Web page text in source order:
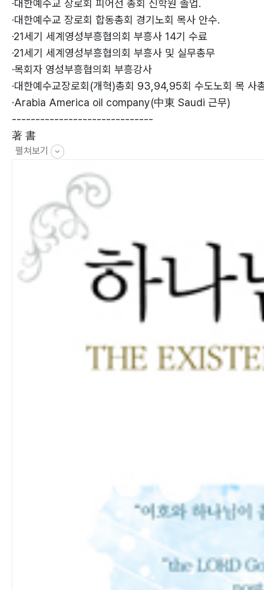
A) 존 칼빈[John Calvin]이 말하는 계시의 의미는?
B) 폴 틸리히[Paul Tillich]의 계시의 의미는?
C) 리차드 니버[H. Richard Niebuhr]가 말하는 계시
의 의미는?
D) 계시(啓示)의 의미 다섯 가지 논지
제2항. 계시(啓示)의 종류는 어떻게 분류되는가?
A) 자연계시와 초자연계시는 무엇인가?
B) 일반계시와 특별계시의 구별
C) 일반계시의 불충족성과 그 가치의 의의는?
2) 일반계시의 가치와 의의는 무엇을 뜻하는가?
a) 일반계시와의 관계성
b) 기독교와의 관계성
3) 특별계시의 그 의의는 무엇인가?
4) 특별계시의 방법은 무엇인가?
a) 하나님의 나타나심(顯現)
b) 하나님의 직접전달
5) 특별계시의 내용
제4장. 삼위일체(三位一體)
제3항. 삼위일체 교리의 성경적 근거는?
·대한예수교 장로회 피어선 총회 신학원 졸업.
·대한예수교 장로회 합동총회 경기노회 목사 안수.
·21세기 세계영성부흥협의회 부흥사 14기 수료
·21세기 세계영성부흥협의회 부흥사 및 실무총무
·목회자 영성부흥협의회 부흥강사
·대한예수교장로회(개혁)총회 93,94,95회 수도노회 목 사
·Arabia America oil company(中東 Saudi 근무)
------------------------------
著 書
·하나님과 人間의 存在(신학과 신앙이란 무엇인가?)상권
·하나님과 人間의 存在(하나님의 천지창조?) 하권1부(출간
·하나님과 人間의 存在(하나님의 천지창조?) 하권2부(출간
펼쳐보기